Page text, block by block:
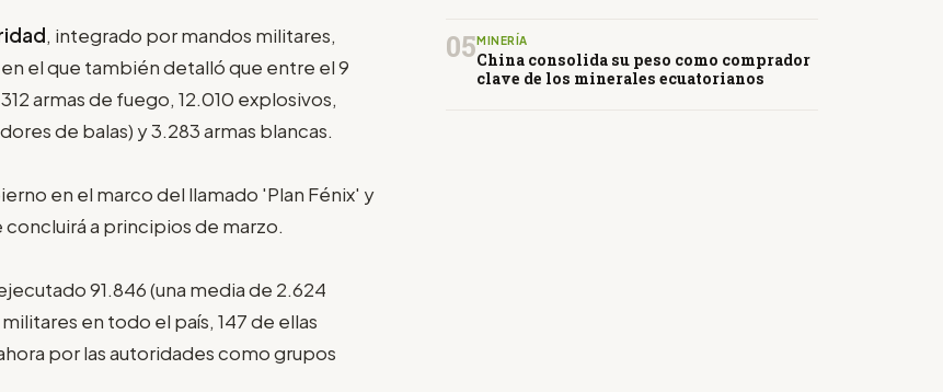
, integrado por mandos militares,
el que también detalló que entre el 9
armas de fuego, 12.010 explosivos,
de balas) y 3.283 armas blancas.
en el marco del llamado 'Plan Fénix' y
a principios de marzo.
91.846 (una media de 2.624
en todo el país, 147 de ellas
por las autoridades como grupos
05 MINERÍA
China consolida su peso como comprador
clave de los minerales ecuatorianos